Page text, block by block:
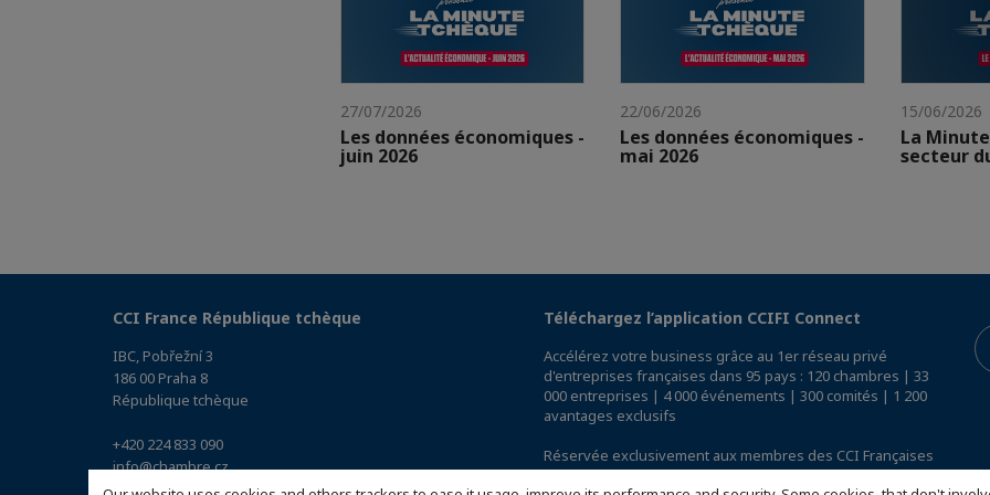
27/07/2026
Les données économiques -
juin 2026
22/06/2026
Les données économiques -
mai 2026
15/06/2026
La
secteur
CCI France République tchèque
IBC, Pobřežní 3
186 00 Praha 8
République tchèque
+420 224 833 090
info@chambre.cz
(Accéder au plan)
Téléchargez l’application CCIFI Connect
Accélérez votre business grâce au 1er réseau privé
d'entreprises françaises dans 95 pays : 120 chambres | 33
000 entreprises | 4 000 événements | 300 comités | 1 200
avantages exclusifs
Réservée exclusivement aux membres des CCI Françaises
à l'International,découvrez l'app CCIFI Connect.